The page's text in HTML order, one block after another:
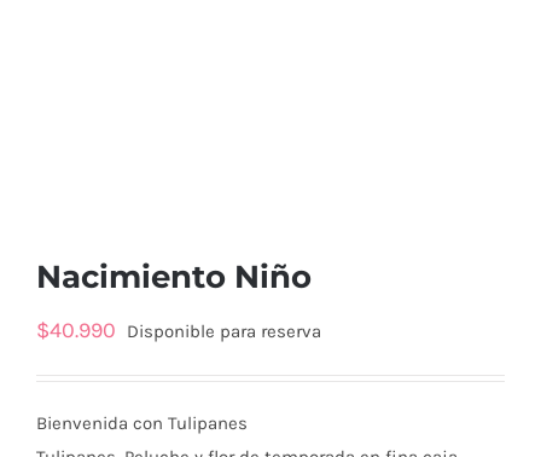
Nacimiento Niño
$40.990 Disponible para reserva
Bienvenida con Tulipanes